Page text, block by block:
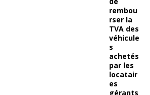
rembou
rser la
TVA des
véhicule
s
achetés
par les
locatair
es
gérants